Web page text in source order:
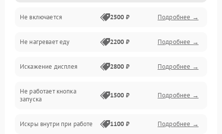
Механика и внутренние элементы
Механические повреждения
Питание и запуск
Нагрев и приготовление
Программное обеспечение
Не включается 2500 ₽ Подробнее →
Не нагревает еду 2200 ₽ Подробнее →
Искажение дисплея 2800 ₽ Подробнее →
Не работает кнопка
запуска
1500 ₽ Подробнее →
Искры внутри при работе 1100 ₽ Подробнее →